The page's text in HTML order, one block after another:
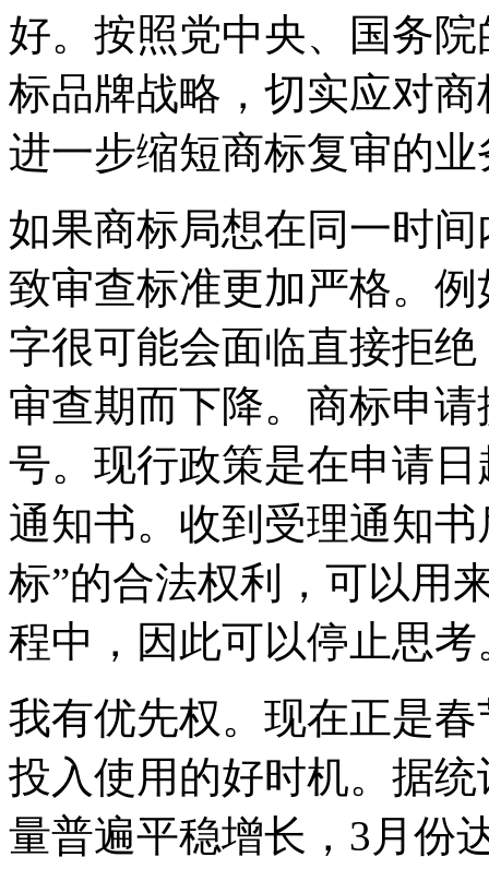
好。按照党中央、国务
标品牌战略，切实应对
进一步缩短商标复审的
如果商标局想在同一时
致审查标准更加严格。
字很可能会面临直接拒
审查期而下降。商标申
号。现行政策是在申请
通知书。收到受理通知
标”的合法权利，可以
程中，因此可以停止思考
我有优先权。现在正是
投入使用的好时机。据
量普遍平稳增长，3月份